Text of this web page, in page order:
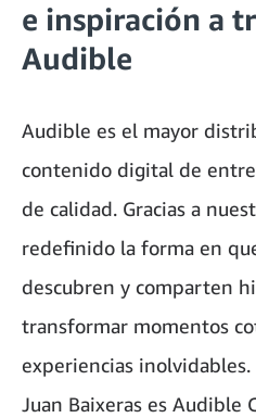
e inspiración a
Audible
Audible es el mayor
contenido digital de
de calidad. Gracias a
redefinido la forma en
descubren y comparten
transformar momentos
experiencias
Juan Baixeras es Audible